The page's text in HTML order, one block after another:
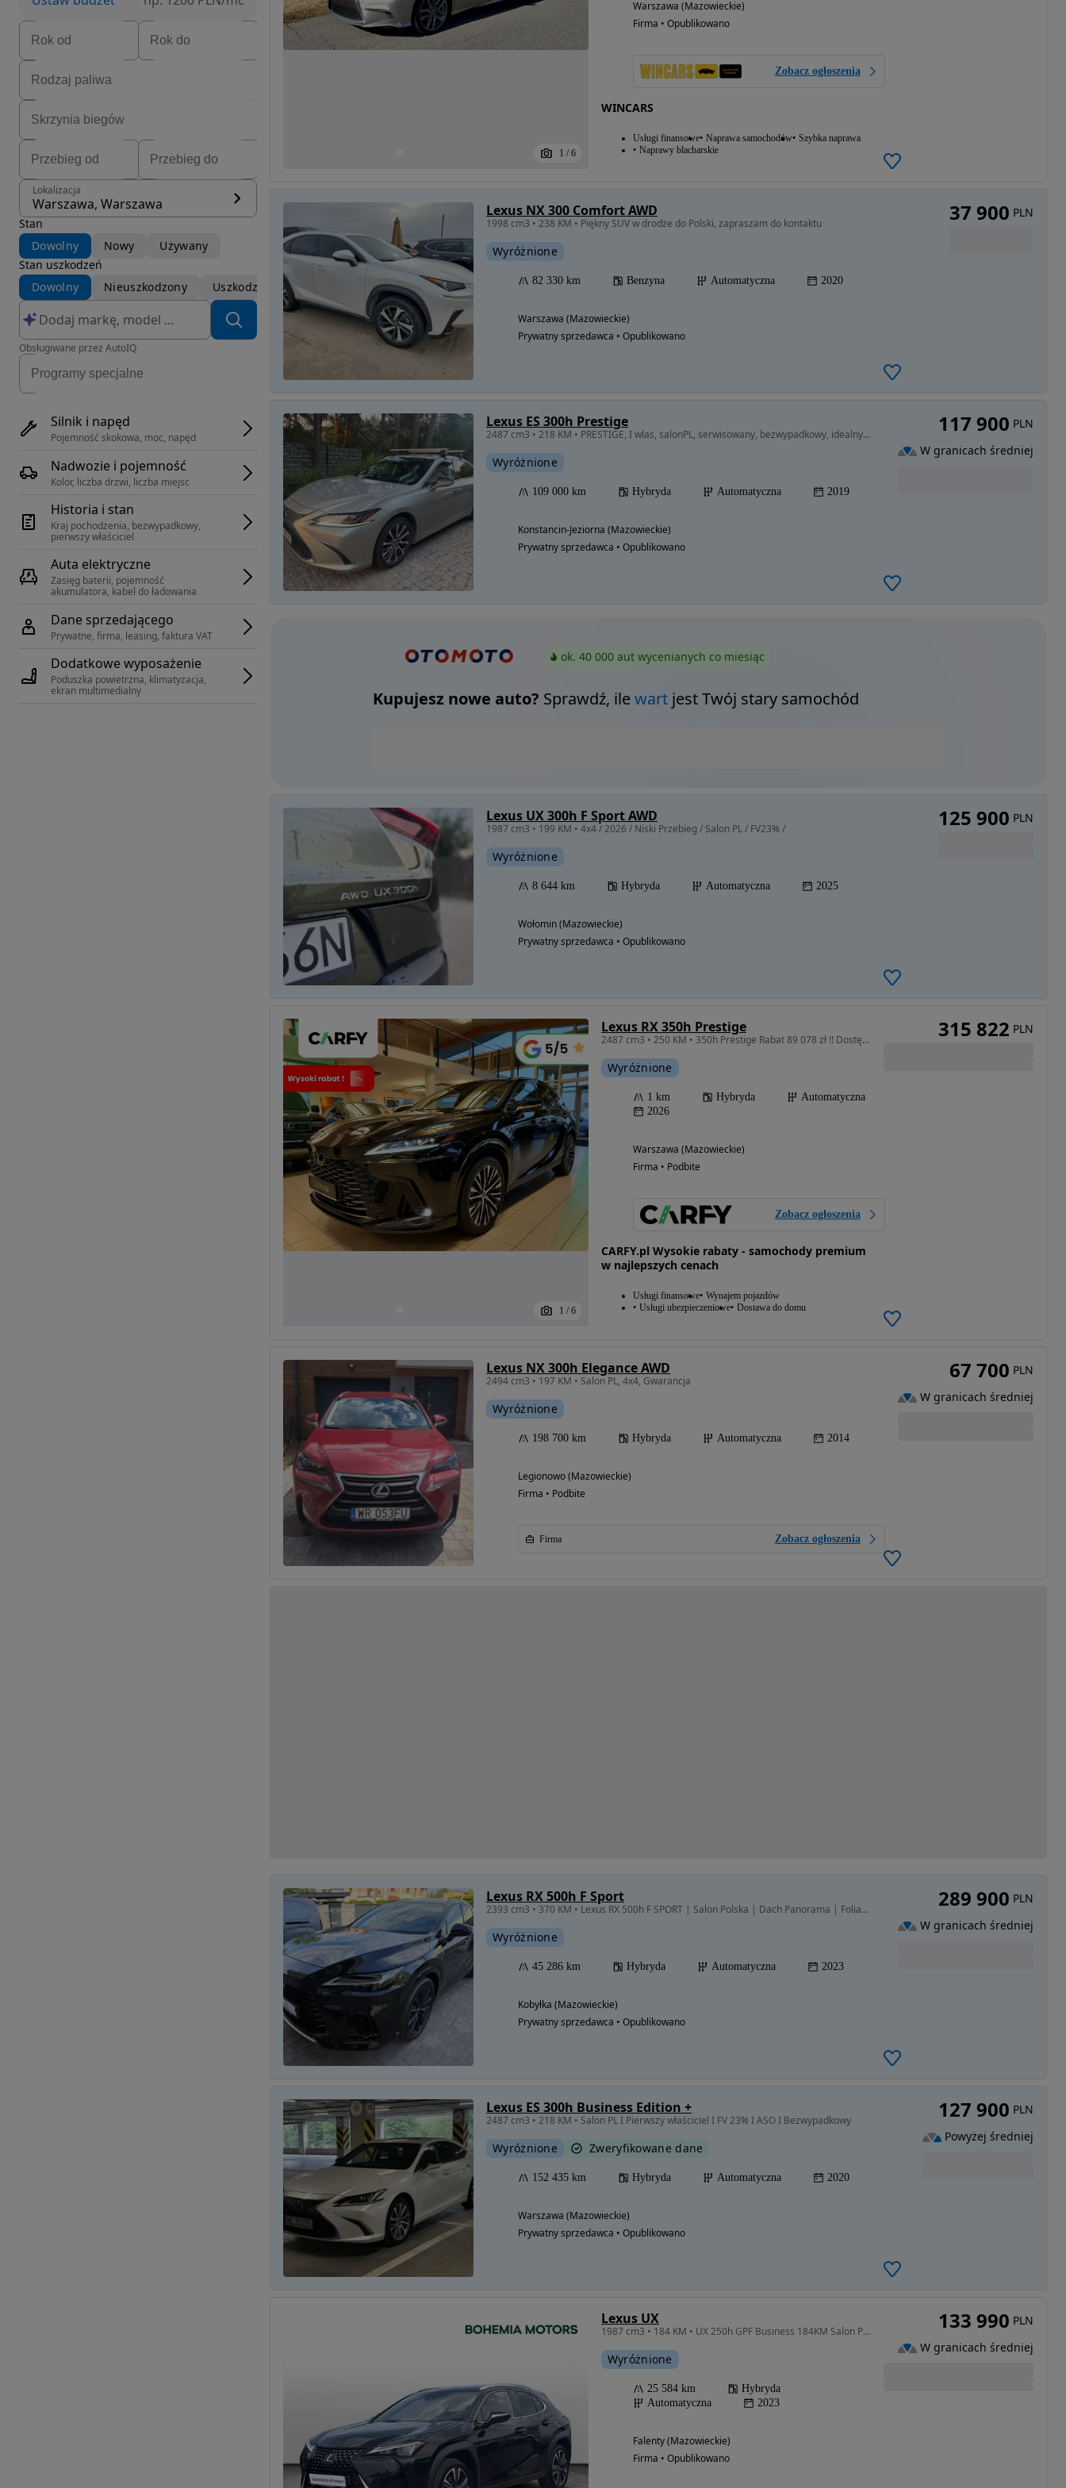
Lokalizacja
Warszawa, Warszawa
Stan
Dowolny
Nowy
Używany
Stan uszkodzeń
Dowolny
Nieuszkodzony Uszkodzony
Obsługiwane przez AutoIQ
Silnik i napęd
Pojemność skokowa, moc, napęd
Nadwozie i pojemność
Kolor, liczba drzwi, liczba miejsc
Historia i stan
Kraj pochodzenia, bezwypadkowy,
pierwszy właściciel
Auta elektryczne
Zasięg baterii, pojemność
akumulatora, kabel do ładowania
Dane sprzedającego
Prywatne, firma, leasing, faktura VAT
Dodatkowe wyposażenie
Poduszka powietrzna, klimatyzacja,
ekran multimedialny
1 / 6
Warszawa (Mazowieckie)
Firma • Opublikowano
Zobacz ogłoszenia
WINCARS
Usługi finansowe Naprawa samochodów Szybka naprawa
Naprawy blacharskie
Lexus NX 300 Comfort AWD
1998 cm3 • 238 KM • Piękny SUV w drodze do Polski, zapraszam do kontaktu
Wyróżnione
82 330 km Benzyna Automatyczna 2020
Warszawa (Mazowieckie)
Prywatny sprzedawca • Opublikowano
37 900 PLN
Lexus ES 300h Prestige
2487 cm3 • 218 KM • PRESTIGE, I wlas, salonPL, serwisowany, bezwypadkowy, idealny, FV
Wyróżnione
109 000 km Hybryda Automatyczna 2019
Konstancin-Jeziorna (Mazowieckie)
Prywatny sprzedawca • Opublikowano
117 900 PLN
W granicach średniej
ok. 40 000 aut wycenianych co miesiąc
Kupujesz nowe auto? Sprawdź, ilewartjest Twój stary samochód
Lexus UX 300h F Sport AWD
1987 cm3 • 199 KM • 4x4 / 2026 / Niski Przebieg / Salon PL / FV23% /
Wyróżnione
8 644 km Hybryda Automatyczna 2025
Wołomin (Mazowieckie)
Prywatny sprzedawca • Opublikowano
125 900 PLN
1 / 6
Lexus RX 350h Prestige
2487 cm3 • 250 KM • 350h Prestige Rabat 89 078 zł !! Dostępne różne wersje i kolory !!
Wyróżnione
1 km Hybryda
Automatyczna
2026
Warszawa (Mazowieckie)
Firma • Podbite
Zobacz ogłoszenia
CARFY.pl Wysokie rabaty - samochody premium
w najlepszych cenach
Usługi finansowe Wynajem pojazdów
Usługi ubezpieczeniowe Dostawa do domu
315 822 PLN
Lexus NX 300h Elegance AWD
2494 cm3 • 197 KM • Salon PL, 4x4, Gwarancja
Wyróżnione
198 700 km Hybryda Automatyczna 2014
Legionowo (Mazowieckie)
Firma • Podbite
Firma Zobacz ogłoszenia
67 700 PLN
W granicach średniej
Lexus RX 500h F Sport
2393 cm3 • 370 KM • Lexus RX 500h F SPORT | Salon Polska | Dach Panorama | Folia PPF |
Wyróżnione
45 286 km Hybryda Automatyczna 2023
Kobyłka (Mazowieckie)
Prywatny sprzedawca • Opublikowano
289 900 PLN
W granicach średniej
Lexus ES 300h Business Edition +
2487 cm3 • 218 KM • Salon PL I Pierwszy właściciel I FV 23% I ASO I Bezwypadkowy
Wyróżnione Zweryfikowane dane
152 435 km Hybryda Automatyczna 2020
Warszawa (Mazowieckie)
Prywatny sprzedawca • Opublikowano
127 900 PLN
Powyżej średniej
Lexus UX
1987 cm3 • 184 KM • UX 250h GPF Business 184KM Salon PL Bezwypadkowy FV23%
Wyróżnione
25 584 km
Hybryda
Automatyczna
2023
Falenty (Mazowieckie)
Firma • Opublikowano
133 990 PLN
W granicach średniej